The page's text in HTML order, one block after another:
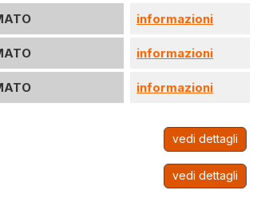
informazioni
informazioni
informazioni
vedi dettagli
vedi dettagli